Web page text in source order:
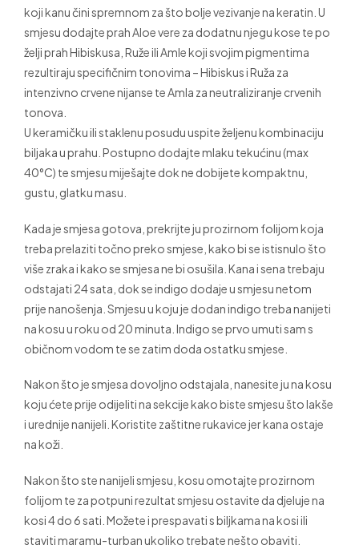
koji kanu čini spremnom za što bolje vezivanje na keratin. U
smjesu dodajte prah Aloe vere za dodatnu njegu kose te po
želji prah Hibiskusa, Ruže ili Amle koji svojim pigmentima
rezultiraju specifičnim tonovima – Hibiskus i Ruža za
intenzivno crvene nijanse te Amla za neutraliziranje crvenih
tonova.
U keramičku ili staklenu posudu uspite željenu kombinaciju
biljaka u prahu. Postupno dodajte mlaku tekućinu (max
40°C) te smjesu miješajte dok ne dobijete kompaktnu,
gustu, glatku masu.
Kada je smjesa gotova, prekrijte ju prozirnom folijom koja
treba prelaziti točno preko smjese, kako bi se istisnulo što
više zraka i kako se smjesa ne bi osušila. Kana i sena trebaju
odstajati 24 sata, dok se indigo dodaje u smjesu netom
prije nanošenja. Smjesu u koju je dodan indigo treba nanijeti
na kosu u roku od 20 minuta. Indigo se prvo umuti sam s
običnom vodom te se zatim doda ostatku smjese.
Nakon što je smjesa dovoljno odstajala, nanesite ju na kosu
koju ćete prije odijeliti na sekcije kako biste smjesu što lakše
i urednije nanijeli. Koristite zaštitne rukavice jer kana ostaje
na koži.
Nakon što ste nanijeli smjesu, kosu omotajte prozirnom
folijom te za potpuni rezultat smjesu ostavite da djeluje na
kosi 4 do 6 sati. Možete i prespavati s biljkama na kosi ili
staviti maramu-turban ukoliko trebate nešto obaviti.